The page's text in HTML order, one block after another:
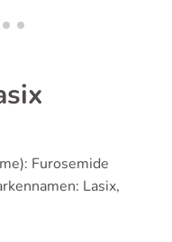
Furosemide
Lasix,